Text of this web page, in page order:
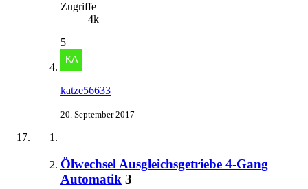
Zugriffe
4k
5
katze56633
20. September 2017
Ölwechsel Ausgleichsgetriebe 4-Gang
Automatik 3